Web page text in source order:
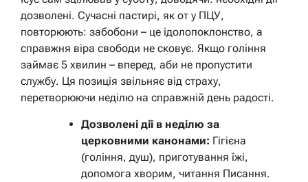
дозволені. Сучасні пастирі, як от у ПЦУ,
повторюють: забобони – це ідолопоклонство, а
справжня віра свободи не сковує. Якщо гоління
займає 5 хвилин – вперед, аби не пропустити
службу. Ця позиція звільняє від страху,
перетворюючи неділю на справжній день радості.
Дозволені дії в неділю за
церковними канонами: Гігієна
(гоління, душ), приготування їжі,
допомога хворим, читання Писання.